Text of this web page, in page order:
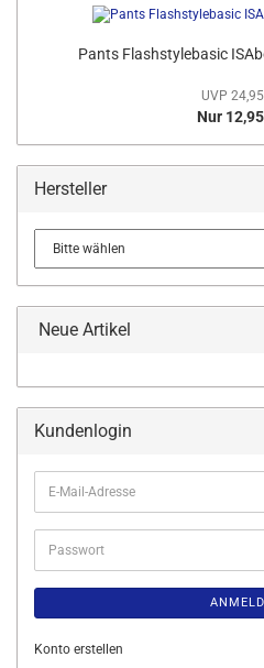
Pants Flashstylebasic
UVP
Nur
Hersteller
Neue Artikel
Kundenlogin
E-
Mail-
Adresse
Passwort
Konto erstellen